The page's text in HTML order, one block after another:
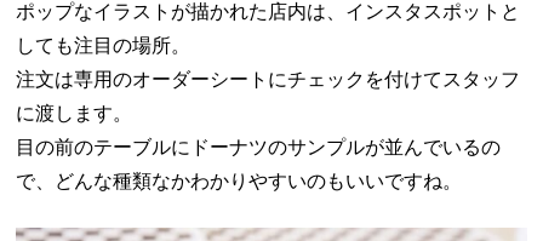
ポップなイラストが描かれた店内は、インスタスポットと
しても注目の場所。
注文は専用のオーダーシートにチェックを付けてスタッフ
に渡します。
目の前のテーブルにドーナツのサンプルが並んでいるの
で、どんな種類なかわかりやすいのもいいですね。